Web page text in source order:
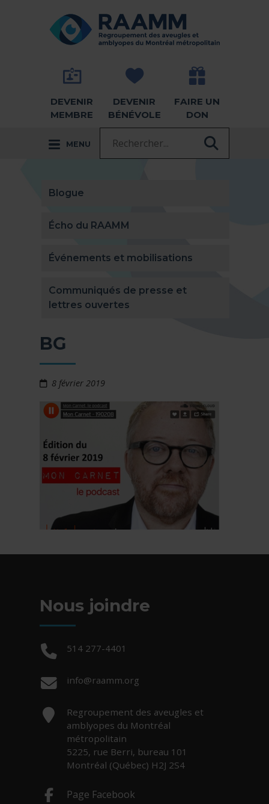
RETOUR À LA PAGE D'ACCUEIL -
DEVENIR
MEMBRE
DEVENIR
BÉNÉVOLE
FAIRE UN
DON
MENU
Blogue
Écho du RAAMM
Événements et mobilisations
Communiqués de presse et
lettres ouvertes
BG
8 février 2019
Nous joindre
Téléphone :
514 277-4401
Courriel :
info@raamm.org
Adresse :
Regroupement des aveugles et
amblyopes du Montréal
métropolitain
5225, rue Berri, bureau 101
Montréal (Québec) H2J 2S4
Page Facebook